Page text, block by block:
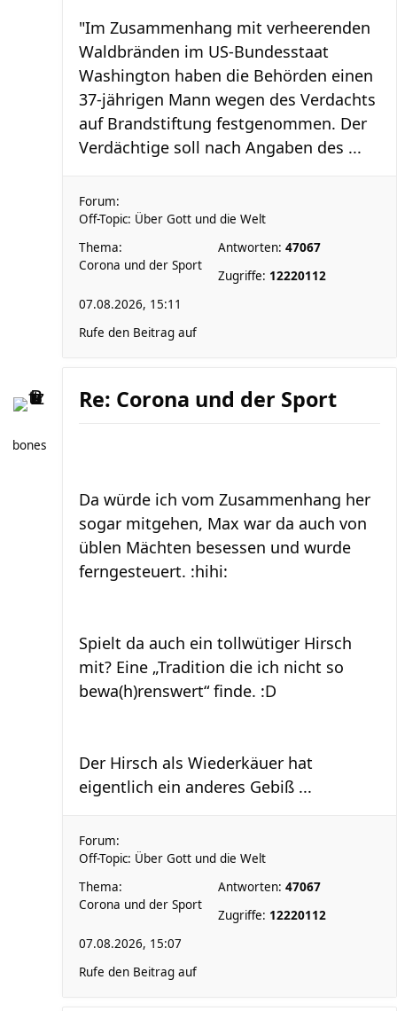
"Im Zusammenhang mit verheerenden
Waldbränden im US-Bundesstaat
Washington haben die Behörden einen
37-jährigen Mann wegen des Verdachts
auf Brandstiftung festgenommen. Der
Verdächtige soll nach Angaben des ...
Forum:
Off-Topic: Über Gott und die Welt
Thema:
Corona und der Sport
Antworten: 47067
Zugriffe: 12220112
07.08.2026, 15:11
Rufe den Beitrag auf
bones
Re: Corona und der Sport
Da würde ich vom Zusammenhang her
sogar mitgehen, Max war da auch von
üblen Mächten besessen und wurde
ferngesteuert. :hihi:
Spielt da auch ein tollwütiger Hirsch
mit? Eine „Tradition die ich nicht so
bewa(h)renswert“ finde. :D
Der Hirsch als Wiederkäuer hat
eigentlich ein anderes Gebiß ...
Forum:
Off-Topic: Über Gott und die Welt
Thema:
Corona und der Sport
Antworten: 47067
Zugriffe: 12220112
07.08.2026, 15:07
Rufe den Beitrag auf